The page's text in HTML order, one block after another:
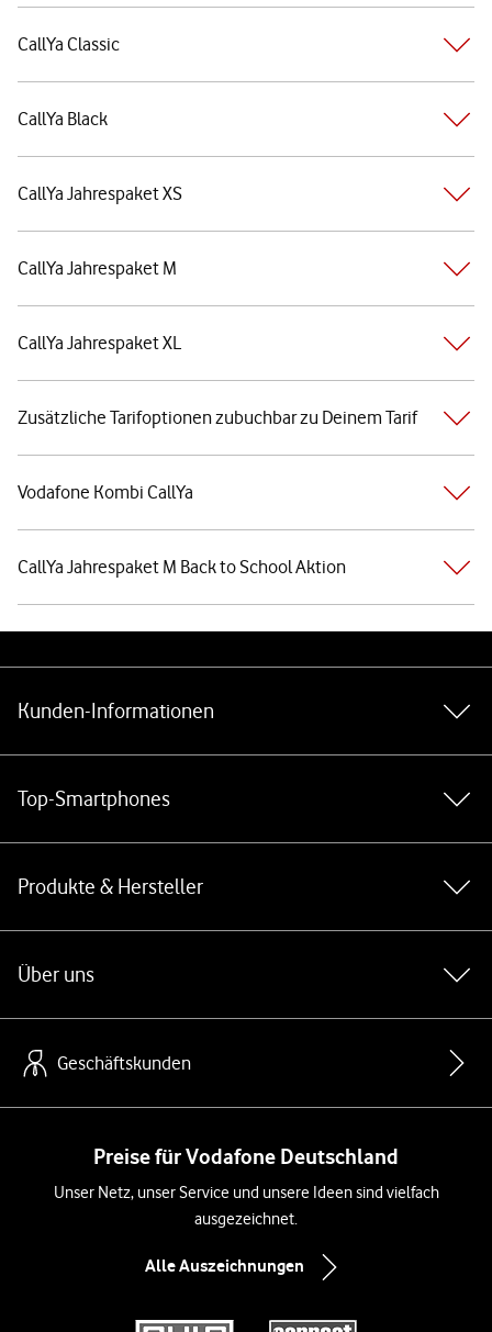
CallYa Classic
CallYa Black
CallYa Jahrespaket XS
CallYa Jahrespaket M
CallYa Jahrespaket XL
Zusätzliche Tarifoptionen zubuchbar zu Deinem Tarif
Vodafone Kombi CallYa
CallYa Jahrespaket M Back to School Aktion
Kunden-Informationen
Top-Smartphones
Produkte & Hersteller
Über uns
Geschäftskunden
Preise für Vodafone Deutschland
Unser Netz, unser Service und unsere Ideen sind vielfach
ausgezeichnet.
Alle Auszeichnungen